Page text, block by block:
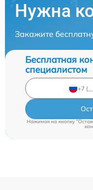
Нужна
Закажите
Бесплатная
специалистом
Нажимая на кнопку